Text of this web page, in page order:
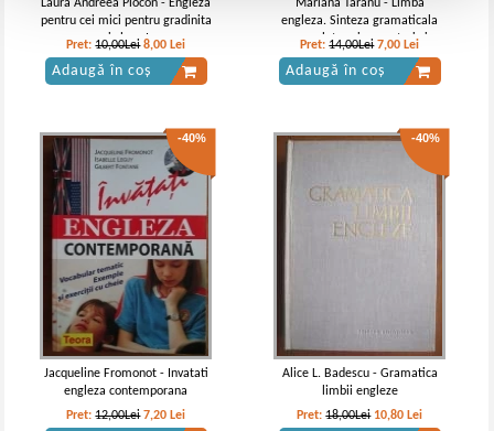
Laura Andreea Plocon - Engleza
pentru cei mici pentru gradinita
si clasa I
Pret:10,00Lei 8,00 Lei
Adaugă în coș
Mariana Taranu - Limba
engleza. Sinteza gramaticala
completa prin enunturi si
exercitii
Pret:14,00Lei 7,00 Lei
Adaugă în coș
-40%
Jacqueline Fromonot - Invatati
engleza contemporana
Pret:12,00Lei 7,20 Lei
-40%
Alice L. Badescu - Gramatica
limbii engleze
Pret:18,00Lei 10,80 Lei